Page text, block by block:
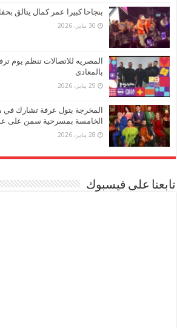
بنجاحا كبيرا عمر كمال يتالق
30 يناير، 2026
المصريه للاتصالات تنظم يوم
بالمعادى
29 يناير، 2026
المخرجة بتول عرفة تشارك في
الخامسة بمسرحية سمن على
28 يناير، 2026
تابعنا على فيسبوك